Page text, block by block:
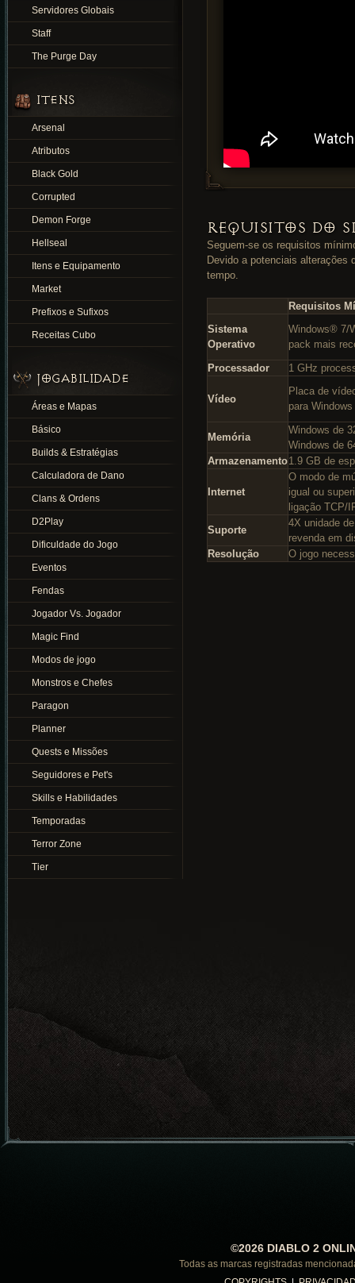
Servidores Globais
Staff
The Purge Day
ITENS
Arsenal
Atributos
Black Gold
Corrupted
Demon Forge
Hellseal
Itens e Equipamento
Market
Prefixos e Sufixos
Receitas Cubo
JOGABILIDADE
Áreas e Mapas
Básico
Builds & Estratégias
Calculadora de Dano
Clans & Ordens
D2Play
Dificuldade do Jogo
Eventos
Fendas
Jogador Vs. Jogador
Magic Find
Modos de jogo
Monstros e Chefes
Paragon
Planner
Quests e Missões
Seguidores e Pet's
Skills e Habilidades
Temporadas
Terror Zone
Tier
REQUISITOS DO
Seguem-se os requisitos
Devido a potenciais alterações
tempo.
Requisitos
Sistema
Operativo
Windows® 7/
pack mais
Processador
1 GHz
Vídeo
Placa de
para Windows
Memória
Windows de
Windows de
Armazenamento1.9 GB de
Internet
O modo de
igual ou
ligação TCP/
Suporte
4X unidade
revenda em
Resolução
O jogo
©2026 DIABLO 2
Todas as marcas registradas